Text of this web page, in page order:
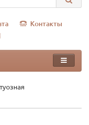
Контакты